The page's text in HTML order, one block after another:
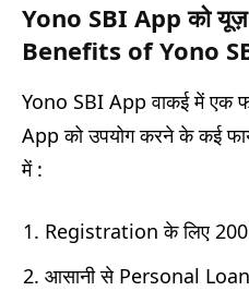
Yono SBI App को
Benefits of Yono
Yono SBI App वाकई में एक
App को उपयोग करने के कई
में :
Registration के लिए
आसानी से Personal Loan